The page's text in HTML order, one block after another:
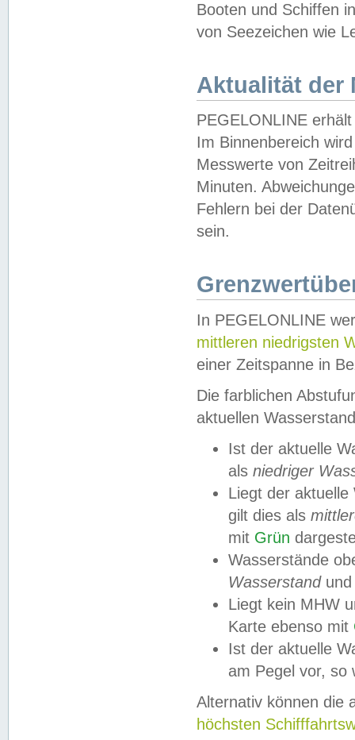
Booten und Schiffen
von Seezeichen wie
Aktualität der
PEGELONLINE
Im Binnenbereich
Messwerte von
Minuten.
Fehlern bei der
sein.
In PEGELONLINE
mittleren niedrigsten
einer Zeitspanne in
Die farblichen
aktuellen
Ist der aktuelle
als niedriger
Liegt der
gilt dies als
mit Grün
Wasserstände
Wasserstandund
Liegt kein MHW
Karte ebenso mit
Ist der aktuelle
am Pegel vor,
Alternativ können die
höchsten